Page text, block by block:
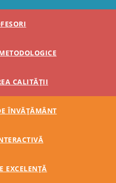
CALITĂȚII
ÎNVĂȚĂMÂNT
EXCELENȚĂ